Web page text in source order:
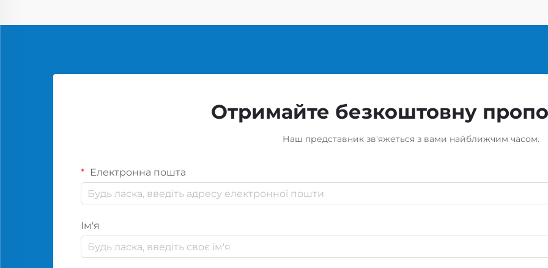
Отримайте безкоштовну
Наш представник зв'яжеться з вами найближчим часом.
Електронна пошта
Ім'я